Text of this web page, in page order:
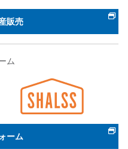
販売
ム
ーム